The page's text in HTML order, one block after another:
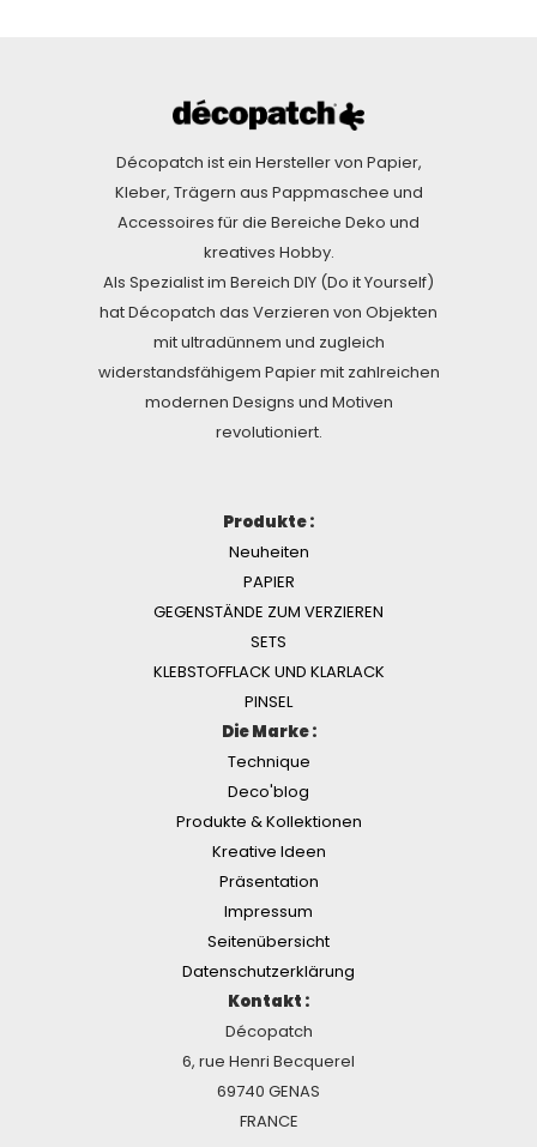
Décopatch ist ein Hersteller von Papier,
Kleber, Trägern aus Pappmaschee und
Accessoires für die Bereiche Deko und
kreatives Hobby.
Als Spezialist im Bereich DIY (Do it Yourself)
hat Décopatch das Verzieren von Objekten
mit ultradünnem und zugleich
widerstandsfähigem Papier mit zahlreichen
modernen Designs und Motiven
revolutioniert.
Produkte :
Neuheiten
PAPIER
GEGENSTÄNDE ZUM VERZIEREN
SETS
KLEBSTOFFLACK UND KLARLACK
PINSEL
Die Marke :
Technique
Deco'blog
Produkte & Kollektionen
Kreative Ideen
Präsentation
Impressum
Seitenübersicht
Datenschutzerklärung
Kontakt :
Décopatch
6, rue Henri Becquerel
69740 GENAS
FRANCE